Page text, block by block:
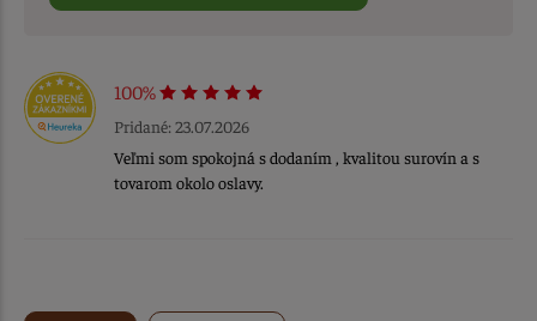
100%
Pridané: 23.07.2026
Veľmi som spokojná s dodaním , kvalitou surovín a s
tovarom okolo oslavy.